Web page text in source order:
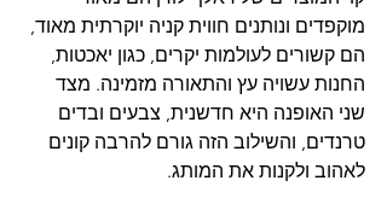
מוקפדים ונותנים חווית קניה יוקרתית מאוד,
הם קשורים לעולמות יקרים, כגון יאכטות,
החנות עשויה עץ והתאורה מזמינה. מצד
שני האופנה היא חדשנית, צבעים ובדים
טרנדים, והשילוב הזה גורם להרבה קונים
לאהוב ולקנות את המותג.